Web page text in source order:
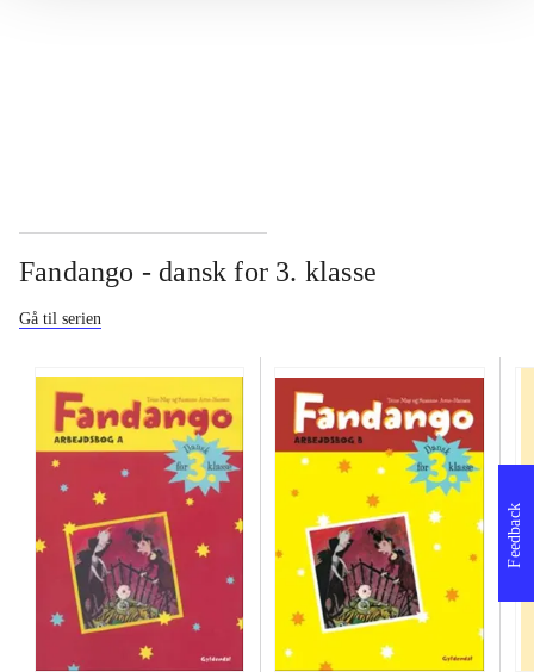
Fandango - dansk for 3. klasse
Gå til serien
Feedback